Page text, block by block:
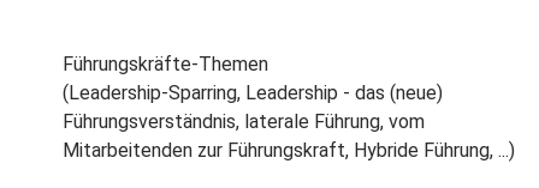
Führungskräfte-Themen
(Leadership-Sparring, Leadership - das (neue)
Führungsverständnis, laterale Führung, vom
Mitarbeitenden zur Führungskraft, Hybride Führung, ...)